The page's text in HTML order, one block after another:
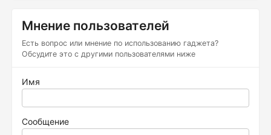
Мнение пользователей
Есть вопрос или мнение по использованию гаджета?
Обсудите это с другими пользователями ниже
Имя
Сообщение